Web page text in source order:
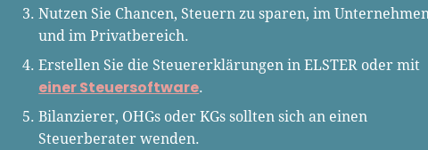
Host, Webinar-Moderator und auf
unserem YouTube-Kanal.
Er ist Interviewpartner in anderen
zu Gründungsthemen.
Nutzen Sie Chancen, Steuern zu sparen, im
und im Privatbereich.
Erstellen Sie die Steuererklärungen in ELSTER oder mit
einer Steuersoftware.
Bilanzierer, OHGs oder KGs sollten sich an einen
Steuerberater wenden.